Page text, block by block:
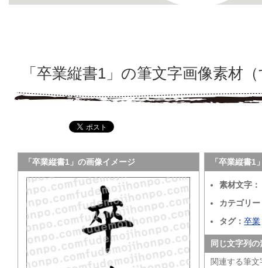
「卒業縦書1」の筆文字画像素材
「卒業縦書1」の画像イメージ 「卒業縦書1
素材文字：
カテゴリー
タグ：卒業
同じ文字列
関連する筆